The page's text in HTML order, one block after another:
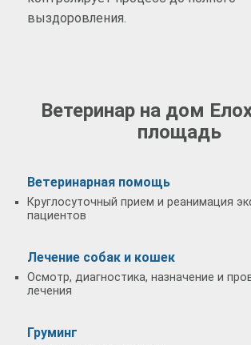
выздоровления.
Ветеринар на дом
площадь
Ветеринарная помощь
Круглосуточный прием и реанимация
пациентов
Лечение собак и кошек
Осмотр, диагностика, назначение и
лечения
Груминг